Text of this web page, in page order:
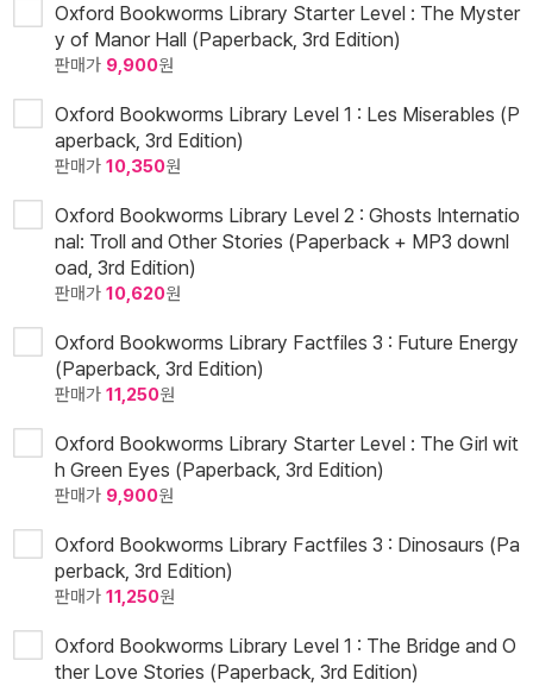
Oxford Bookworms Library Starter Level : The Myster
y of Manor Hall (Paperback, 3rd Edition)
판매가 9,900원
Oxford Bookworms Library Level 1 : Les Miserables (P
aperback, 3rd Edition)
판매가 10,350원
Oxford Bookworms Library Level 2 : Ghosts Internatio
nal: Troll and Other Stories (Paperback + MP3 downl
oad, 3rd Edition)
판매가 10,620원
Oxford Bookworms Library Factfiles 3 : Future Energy
(Paperback, 3rd Edition)
판매가 11,250원
Oxford Bookworms Library Starter Level : The Girl wit
h Green Eyes (Paperback, 3rd Edition)
판매가 9,900원
Oxford Bookworms Library Factfiles 3 : Dinosaurs (Pa
perback, 3rd Edition)
판매가 11,250원
Oxford Bookworms Library Level 1 : The Bridge and O
ther Love Stories (Paperback, 3rd Edition)